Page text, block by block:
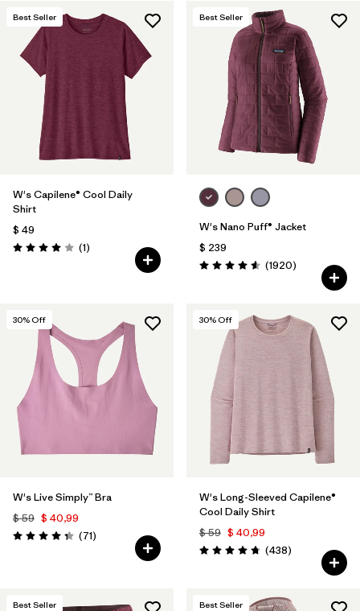
Best Seller
W's Capilene® Cool Daily
Shirt
$ 49
Valoración: 4.0 / 5
(1Comentarios
)
Best Seller
W's Nano Puff® Jacket
$ 239
Valoración: 4.6 / 5
(1920Comentarios
)
30% Off
W's Live Simply™ Bra
$ 59 $ 40,99
Valoración: 4.3 / 5
(71Comentarios
)
30% Off
W's Long-Sleeved Capilene®
Cool Daily Shirt
$ 59 $ 40,99
Valoración: 4.7 / 5
(438Comentarios
)
Best Seller Best Seller